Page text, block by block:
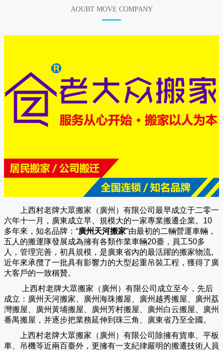
AOUBT MOVE COMPANY
上西村老牌大眾搬家（廣州）有限公司 最早成立于二零一
六年十一月，廣東成立早、規模大的一家專業搬遷企業。10
多年來，知名品牌：“廣州天河搬家”由最初的二輛營運車輛，
五人的搬運隊發展成為擁有各類作業車輛20臺，員工50多
人，管理完善，初具規模，是廣東省內的最活躍的搬家物流,
近年來承攬了一批具有影響力的大型起重吊裝工程，獲得了廣
大客戶的一致稱贊。
上西村老牌大眾搬家（ 廣州 ）有限公司成立至今，先后
成立：廣州天河搬家、廣州海珠搬屋、廣州越秀搬屋、廣州荔
灣搬屋、廣州黃埔搬屋、廣州芳村搬屋、廣州白云搬屋、廣州
番禺搬屋，并逐步把業務延伸到珠三角、廣東省乃至全國。
上西村老牌大眾搬家（ 廣州 ）有限公司除擁有貨車、平板
車、吊機等近兩百臺外，更擁有一支紀律嚴明的搬遷技術人員